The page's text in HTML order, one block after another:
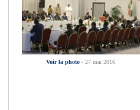
Voir la photo - 27 mai 2016